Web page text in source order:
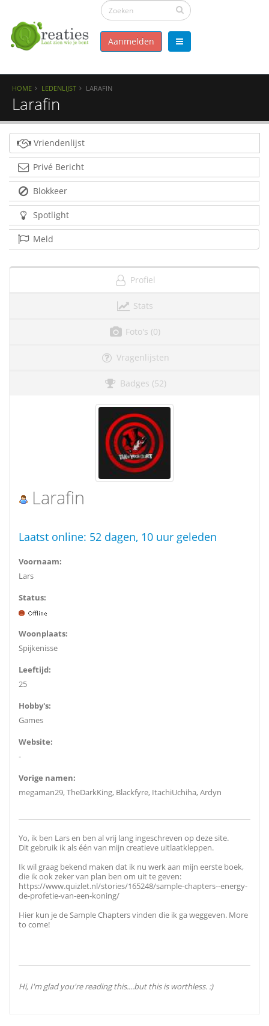
Aanmelden
HOME LEDENLIJST LARAFIN
Larafin
Vriendenlijst
Privé Bericht
Blokkeer
Spotlight
Meld
Profiel
Stats
Foto's (0)
Vragenlijsten
Badges (52)
Larafin
Laatst online: 52 dagen, 10 uur geleden
Voornaam:
Lars
Status:
Woonplaats:
Spijkenisse
Leeftijd:
25
Hobby's:
Games
Website:
-
Vorige namen:
megaman29, TheDarkKing, Blackfyre, ItachiUchiha, Ardyn
Yo, ik ben Lars en ben al vrij lang ingeschreven op deze site.
Dit gebruik ik als één van mijn creatieve uitlaatkleppen.
Ik wil graag bekend maken dat ik nu werk aan mijn eerste boek,
die ik ook zeker van plan ben om uit te geven:
https://www.quizlet.nl/stories/165248/sample-chapters--energy-
de-profetie-van-een-koning/
Hier kun je de Sample Chapters vinden die ik ga weggeven. More
to come!
Hi, I'm glad you're reading this....but this is worthless. :)